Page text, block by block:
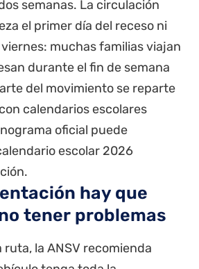
semanas. La circulación
el primer día del receso ni
muchas familias viajan
durante el fin de semana
del movimiento se reparte
calendarios escolares
oficial puede
escolar 2026
hay que
tener problemas
ruta, la ANSV recomienda